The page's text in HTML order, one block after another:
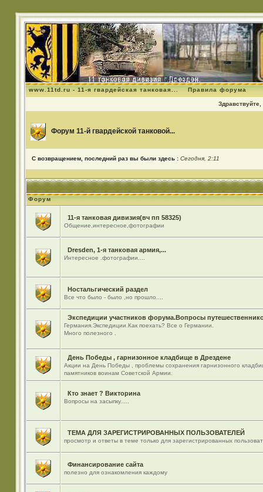
www.11td.ru - 11-я гвардейская танковая... Правила форума
Здравствуйте,
Форум 11-й гвардейской танковой...
С возвращением, последний раз вы были здесь : Сегодня, 2:11
Форум
11-я танковая дивизия(вч пп 58325)
Общение,интересное,фотографии
Dresden, 1-я танковая армия,...
Интересное .фотографии....
Ностальгический раздел
Все что было - было ,но прошло....
Экспедиции участников форума.Вопросы
Германия.Экспедиции.Как поехать? Все о Германии.
Много полезного .
День Победы , гарнизонное кладбище в Дрездене
Акции на День Победы , проблемы сохранения гарнизонного
памятников воинам Советской Армии.
Кто знает ? Викторина
Вопросы на засыпку.....
ТЕМА ДЛЯ ЗАРЕГИСТРИРОВАННЫХ ПОЛЬЗОВАТЕЛЕЙ
просмотр и ответы в теме только для зарегистрированных
Финансирование сайта
полезно для ознакомления каждому